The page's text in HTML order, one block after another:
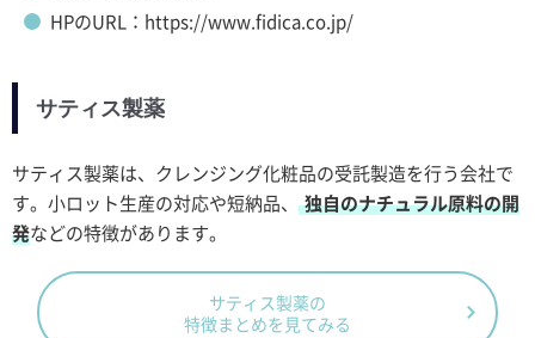
HPのURL：https://www.fidica.co.jp/
サティス製薬
サティス製薬は、クレンジング化粧品の受託製造を行う会社で
す。小ロット生産の対応や短納品、
独自のナチュラル原料の開
発などの特徴があります。
サティス製薬の
特徴まとめを見てみる